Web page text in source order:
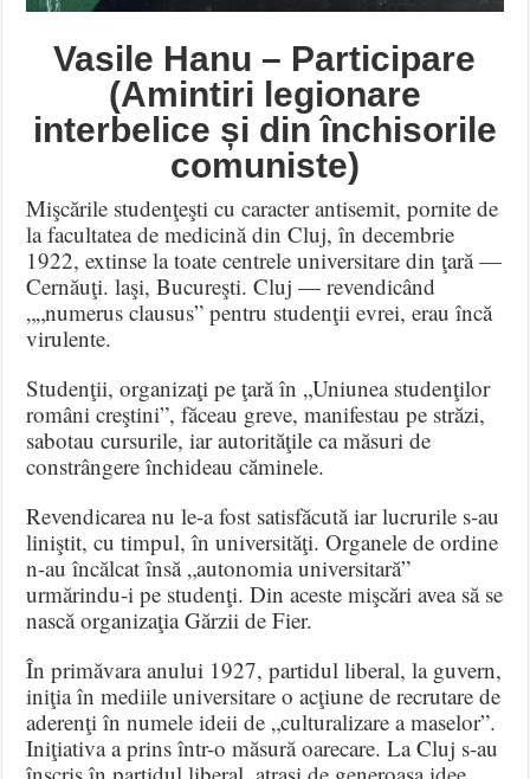
Vasile Hanu – Participare
(Amintiri legionare
interbelice și din închisorile
comuniste)
Mişcările studenţeşti cu caracter antisemit, pornite de
la facultatea de medicină din Cluj, în decembrie
1922, extinse la toate centrele universitare din ţară —
Cernăuţi. laşi, Bucureşti. Cluj — revendicând
„„numerus clausus” pentru studenţii evrei, erau încă
virulente.
Studenţii, organizaţi pe ţară în „Uniunea studenţilor
români creştini”, făceau greve, manifestau pe străzi,
sabotau cursurile, iar autorităţile ca măsuri de
constrângere închideau căminele.
Revendicarea nu le-a fost satisfăcută iar lucrurile s-au
liniştit, cu timpul, în universităţi. Organele de ordine
n-au încălcat însă „autonomia universitară”
urmărindu-i pe studenţi. Din aceste mişcări avea să se
nască organizaţia Gărzii de Fier.
În primăvara anului 1927, partidul liberal, la guvern,
iniţia în mediile universitare o acţiune de recrutare de
aderenţi în numele ideii de „culturalizare a maselor”.
Iniţiativa a prins într-o măsură oarecare. La Cluj s-au